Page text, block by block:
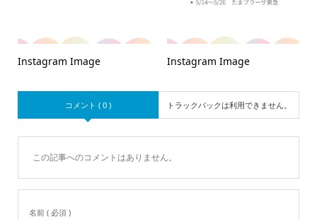
Instagram Image Instagram Image
コメント ( 0 ) トラックバックは利用できません。
この記事へのコメントはありません。
名前 ( 必須 )